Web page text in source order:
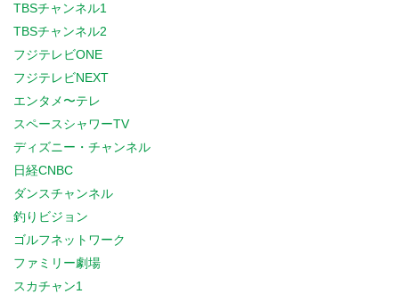
TBSチャンネル1
TBSチャンネル2
フジテレビONE
フジテレビNEXT
エンタメ〜テレ
スペースシャワーTV
ディズニー・チャンネル
日経CNBC
ダンスチャンネル
釣りビジョン
ゴルフネットワーク
ファミリー劇場
スカチャン1